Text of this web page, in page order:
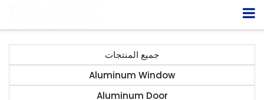
جميع المنتجات
Aluminum Window
Aluminum Door